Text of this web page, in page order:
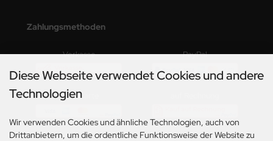
Zahlungsmethoden
Vorkasse PayPal
Kreditkarte
Diese Webseite verwendet Cookies und andere
Technologien
Wir verwenden Cookies und ähnliche Technologien, auch von
Drittanbietern, um die ordentliche Funktionsweise der Website zu